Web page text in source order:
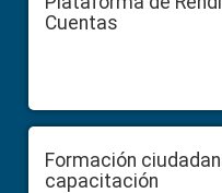
Cuentas
Formación
capacitación